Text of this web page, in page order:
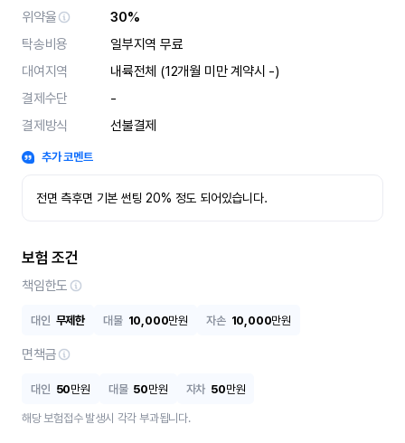
위약율
30%
탁송비용
일부지역 무료
대여지역
내륙전체 (12개월 미만 계약시 -)
결제수단
-
결제방식
선불결제
추가 코멘트
전면 측후면 기본 썬팅 20% 정도 되어있습니다.
보험 조건
책임한도
대인 무제한 대물 10,000만원 자손 10,000만원
면책금
대인 50만원 대물 50만원 자차 50만원
해당 보험접수 발생시 각각 부과됩니다.